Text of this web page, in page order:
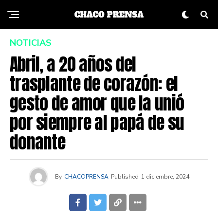
NOTICIAS
Abril, a 20 años del
trasplante de corazón: el
gesto de amor que la unió
por siempre al papá de su
donante
By CHACOPRENSA Published 1 diciembre, 2024